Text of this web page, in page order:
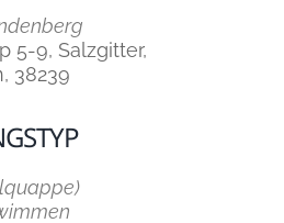
5-9, Salzgitter,
38239